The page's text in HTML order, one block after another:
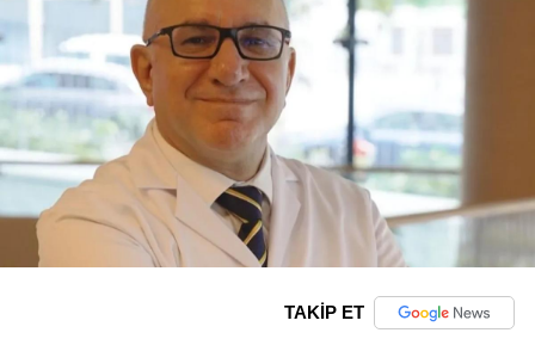
TAKİP ET